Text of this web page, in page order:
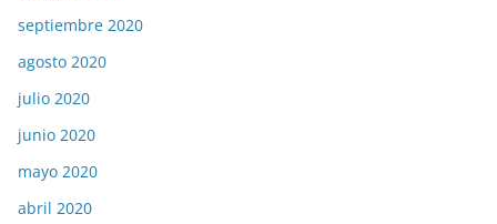
septiembre 2020
agosto 2020
julio 2020
junio 2020
mayo 2020
abril 2020